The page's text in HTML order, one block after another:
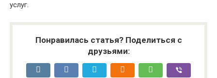
услуг.
Понравилась статья? Поделиться с
друзьями: